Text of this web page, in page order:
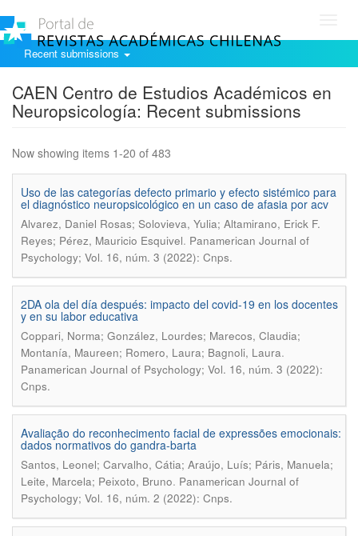
Recent submissions
CAEN Centro de Estudios Académicos en
Neuropsicología: Recent submissions
Now showing items 1-20 of 483
Uso de las categorías defecto primario y efecto sistémico para
el diagnóstico neuropsicológico en un caso de afasia por acv
Alvarez, Daniel Rosas; Solovieva, Yulia; Altamirano, Erick F.
Reyes; Pérez, Mauricio Esquivel. Panamerican Journal of
Psychology; Vol. 16, núm. 3 (2022): Cnps.
2DA ola del día después: impacto del covid-19 en los docentes
y en su labor educativa
Coppari, Norma; González, Lourdes; Marecos, Claudia;
Montanía, Maureen; Romero, Laura; Bagnoli, Laura.
Panamerican Journal of Psychology; Vol. 16, núm. 3 (2022):
Cnps.
Avaliação do reconhecimento facial de expressões emocionais:
dados normativos do gandra-barta
Santos, Leonel; Carvalho, Cátia; Araújo, Luís; Páris, Manuela;
Leite, Marcela; Peixoto, Bruno. Panamerican Journal of
Psychology; Vol. 16, núm. 2 (2022): Cnps.